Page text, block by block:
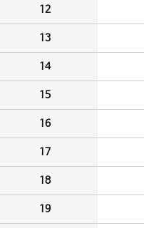
12
13
14
15
16
17
18
19